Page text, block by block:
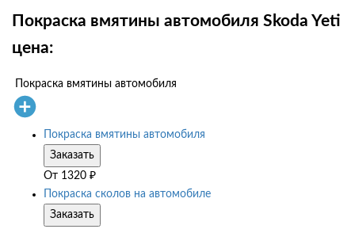
Покраска вмятины автомобиля Skoda Yeti
цена:
Покраска вмятины автомобиля
Покраска вмятины автомобиля
Заказать
От 1320 ₽
Покраска сколов на автомобиле
Заказать